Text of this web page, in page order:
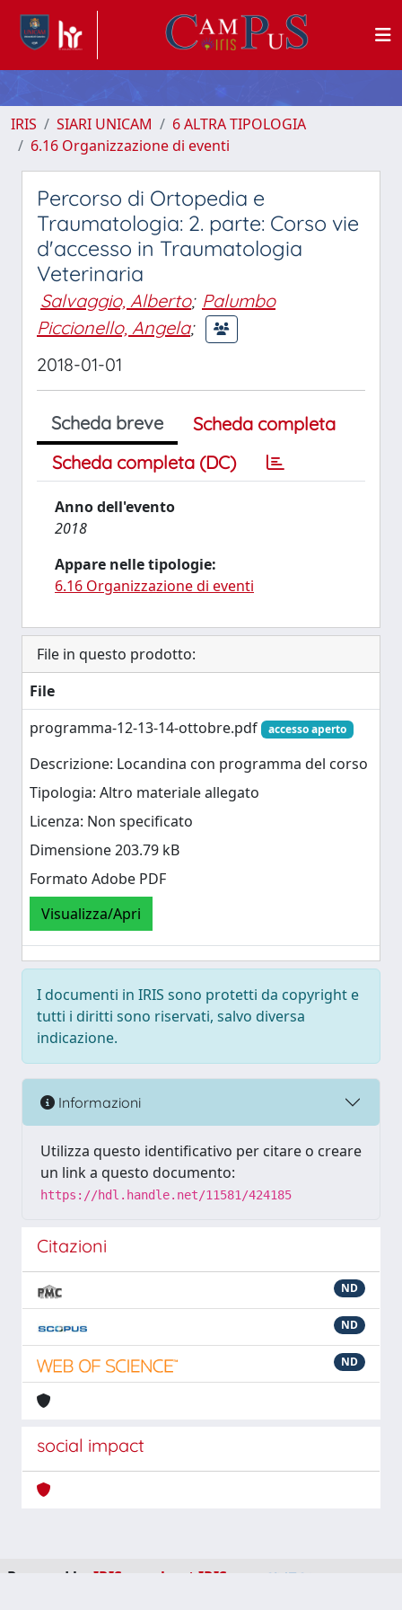
IRIS SIARI UNICAM
6 ALTRA TIPOLOGIA
6.16 Organizzazione di eventi
Percorso di Ortopedia e
Traumatologia: 2. parte: Corso vie
d'accesso in Traumatologia
Veterinaria
Salvaggio, Alberto; Palumbo
Piccionello, Angela;
2018-01-01
Scheda breve
Scheda completa
Scheda completa (DC)
Anno dell'evento
2018
Appare nelle tipologie:
6.16 Organizzazione di eventi
File in questo prodotto:
File
programma-12-13-14-ottobre.pdf
accesso aperto
Descrizione: Locandina con programma del corso
Tipologia: Altro materiale allegato
Licenza: Non specificato
Dimensione 203.79 kB
Formato Adobe PDF
Visualizza/Apri
I documenti in IRIS sono protetti da copyright e
tutti i diritti sono riservati, salvo diversa
indicazione.
Informazioni
Utilizza questo identificativo per citare o creare
un link a questo documento:
https://hdl.handle.net/11581/424185
Citazioni
ND
ND
ND
social impact
Powered by IRIS about IRIS